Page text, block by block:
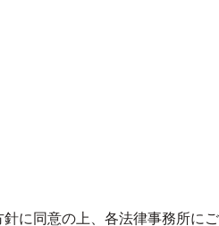
針に同意の上、各法律事務所にご